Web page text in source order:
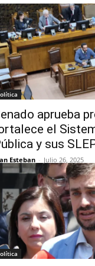
aprueba
el
y sus
Esteban - Julio 26, 2025